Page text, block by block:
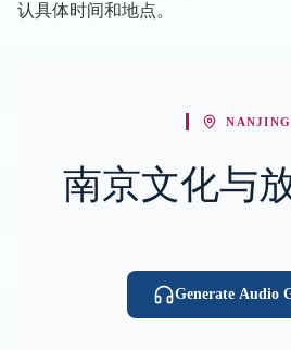
认具体时间和地点。
NANJING
南京文化与
Generate Audio